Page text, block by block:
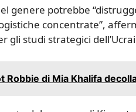
genere potrebbe
concentrate”,
gli studi strategici
Robbie di Mia Khalifa